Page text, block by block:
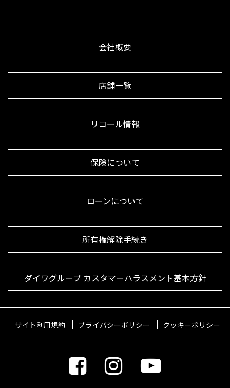
会社概要
店舗一覧
リコール情報
保険について
ローンについて
所有権解除手続き
ダイワグループ カスタマーハラスメント基本方針
サイト利用規約 プライバシーポリシー クッキーポリシー